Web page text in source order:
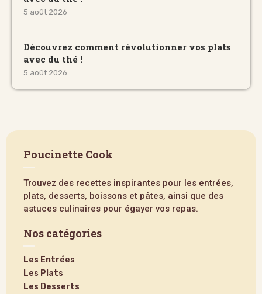
5 août 2026
Découvrez comment révolutionner vos plats
avec du thé !
5 août 2026
Poucinette Cook
Trouvez des recettes inspirantes pour les entrées,
plats, desserts, boissons et pâtes, ainsi que des
astuces culinaires pour égayer vos repas.
Nos catégories
Les Entrées
Les Plats
Les Desserts